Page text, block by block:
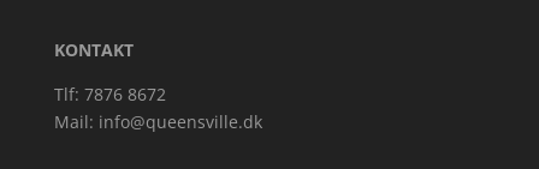
KONTAKT
Tlf: 7876 8672
Mail: info@queensville.dk